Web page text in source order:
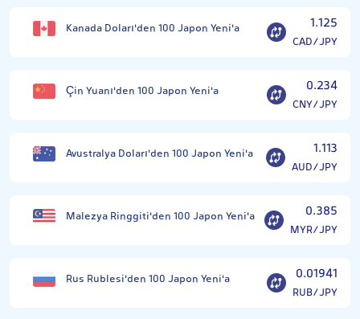
Kanada Doları'den 100 Japon Yeni'a 1.125
CAD/JPY
Çin Yuanı'den 100 Japon Yeni'a 0.234
CNY/JPY
Avustralya Doları'den 100 Japon Yeni'a 1.113
AUD/JPY
Malezya Ringgiti'den 100 Japon Yeni'a 0.385
MYR/JPY
Rus Rublesi'den 100 Japon Yeni'a 0.01941
RUB/JPY